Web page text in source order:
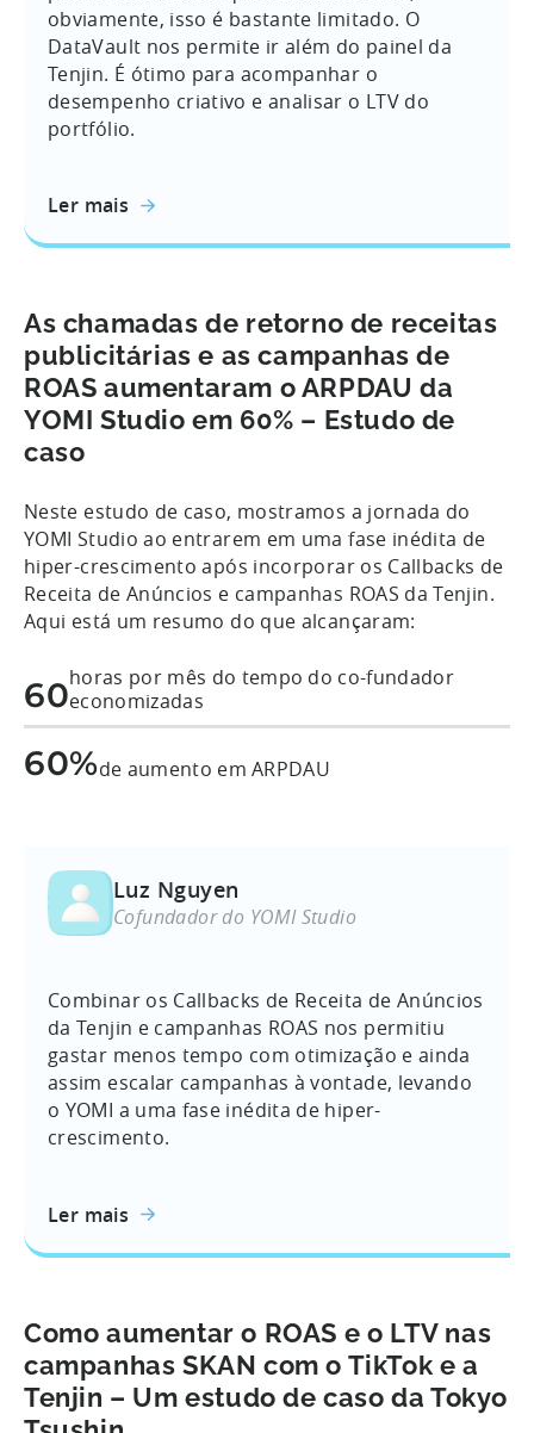
obviamente, isso é bastante limitado. O
DataVault nos permite ir além do painel da
Tenjin. É ótimo para acompanhar o
desempenho criativo e analisar o LTV do
portfólio.
Ler mais
As chamadas de retorno de receitas
publicitárias e as campanhas de
ROAS aumentaram o ARPDAU da
YOMI Studio em 60% – Estudo de
caso
Neste estudo de caso, mostramos a jornada do
YOMI Studio ao entrarem em uma fase inédita de
hiper-crescimento após incorporar os Callbacks de
Receita de Anúncios e campanhas ROAS da Tenjin.
Aqui está um resumo do que alcançaram:
60horas por mês do tempo do co-fundador
economizadas
60%de aumento em ARPDAU
Luz Nguyen
Cofundador do YOMI Studio
Combinar os Callbacks de Receita de Anúncios
da Tenjin e campanhas ROAS nos permitiu
gastar menos tempo com otimização e ainda
assim escalar campanhas à vontade, levando
o YOMI a uma fase inédita de hiper-
crescimento.
Ler mais
Como aumentar o ROAS e o LTV nas
campanhas SKAN com o TikTok e a
Tenjin – Um estudo de caso da Tokyo